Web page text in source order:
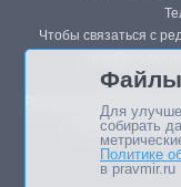
Чтобы связаться с
Републикация
возможна
Файлы
Для
собирать
Политике
в pravmir.ru